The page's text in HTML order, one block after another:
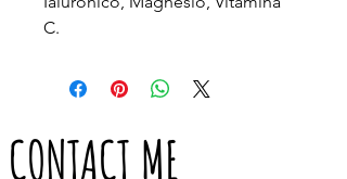
C.
CONTACT ME